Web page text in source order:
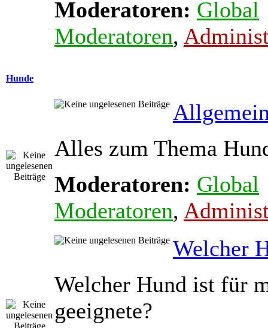
Moderatoren: Global
Moderatoren,
Hunde
Alles zum Thema
Moderatoren: Global
Moderatoren,
Welcher
Welcher Hund ist für
geeignete?